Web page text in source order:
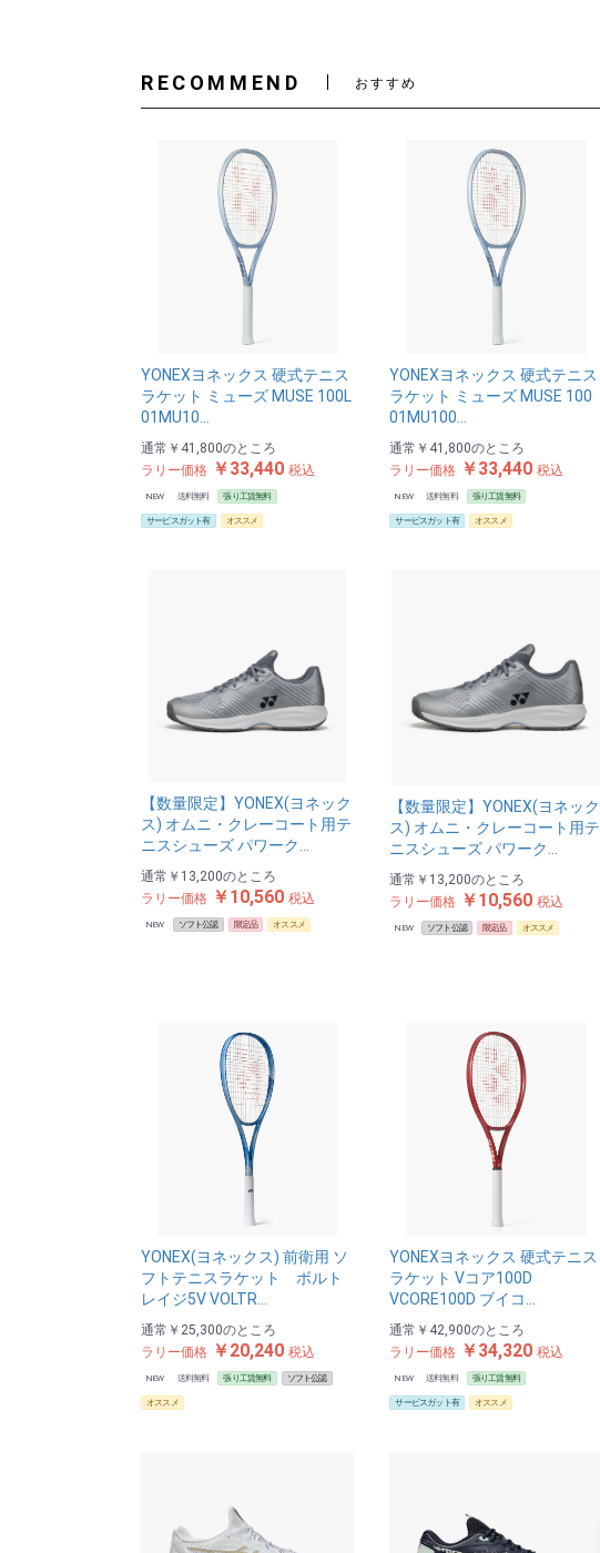
RECOMMEND おすすめ
YONEXヨネックス 硬式テニス
ラケット ミューズ MUSE 100L
01MU10…
通常 ￥41,800のところ
ラリー価格 ￥33,440 税込
NEW 送料無料 張り工賃無料
サービスガット有 オススメ
YONEXヨネックス 硬式テニス
ラケット ミューズ MUSE 100
01MU100…
通常 ￥41,800のところ
ラリー価格 ￥33,440税込
NEW 送料無料 張り工賃無料
サービスガット有 オススメ
【数量限定】YONEX(ヨネック
ス) オムニ・クレーコート用テ
ニスシューズ パワーク…
通常 ￥13,200のところ
ラリー価格 ￥10,560 税込
NEW ソフト公認 限定品 オススメ
【数量限定】YONEX(ヨネック
ス) オムニ・クレーコート用テ
ニスシューズ パワーク…
通常 ￥13,200のところ
ラリー価格 ￥10,560税込
NEW ソフト公認 限定品 オススメ
YONEX(ヨネックス) 前衛用 ソ
フトテニスラケット ボルト
レイジ5V VOLTR…
通常 ￥25,300のところ
ラリー価格 ￥20,240 税込
NEW 送料無料 張り工賃無料 ソフト公認
オススメ
YONEXヨネックス 硬式テニス
ラケット Vコア100D
VCORE100D ブイコ…
通常 ￥42,900のところ
ラリー価格 ￥34,320税込
NEW 送料無料 張り工賃無料
サービスガット有 オススメ